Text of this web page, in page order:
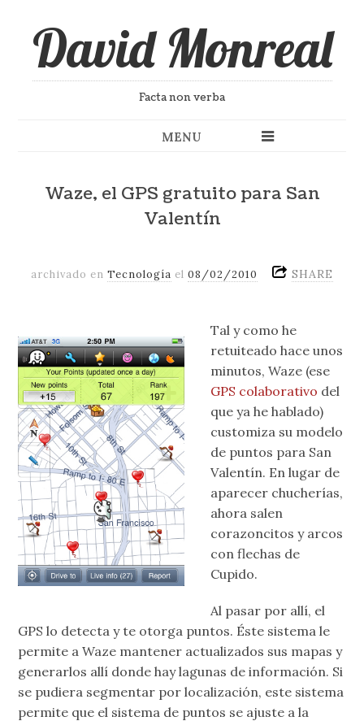
David Monreal
Facta non verba
MENU
Waze, el GPS gratuito para San
Valentín
archivado en Tecnología el 08/02/2010 SHARE
Tal y como he
retuiteado hace unos
minutos, Waze (ese
GPS colaborativo del
que ya he hablado)
customiza su modelo
de puntos para San
Valentín. En lugar de
aparecer chucherías,
ahora salen
corazoncitos y arcos
con flechas de
Cupido.
Al pasar por allí, el
GPS lo detecta y te otorga puntos. Éste sistema le
permite a Waze mantener actualizados sus mapas y
generarlos allí donde hay lagunas de información. Si
se pudiera segmentar por localización, este sistema
permite que el sistema de puntos se ajuste a la